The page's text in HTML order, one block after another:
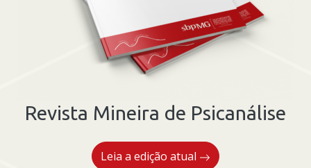
Revista Mineira de Psicanálise
Leia a edição atual